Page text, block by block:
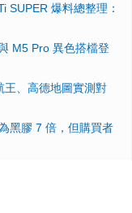
SUPER 爆料總整理：
M5 Pro 異色搭檔登
王、高德地圖實測對
黑膠 7 倍，但購買者